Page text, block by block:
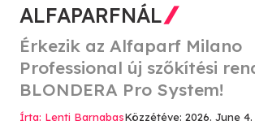
ALFAPARFNÁL
Érkezik az Alfaparf Milano
Professional új szőkítési
BLONDERA Pro System!
Írta: Lenti BarnabasKözzétéve: 2026. June 4.